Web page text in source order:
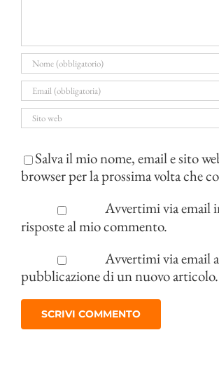
Salva il mio nome, email e sito
browser per la prossima volta che
Avvertimi via email
risposte al mio commento.
Avvertimi via email
pubblicazione di un nuovo articolo.